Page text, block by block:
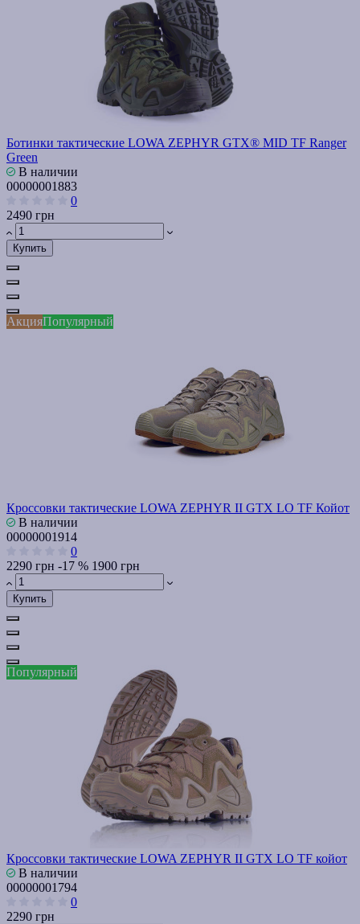
Ботинки тактические LOWA ZEPHYR GTX® MID TF Ranger
Green
В наличии
00000001883
0
2490 грн
Купить
АкцияПопулярный
Кроссовки тактические LOWA ZEPHYR II GTX LO TF Койот
В наличии
00000001914
0
2290 грн -17 % 1900 грн
Купить
Популярный
Кроссовки тактические LOWA ZEPHYR II GTX LO TF койот
В наличии
00000001794
0
2290 грн